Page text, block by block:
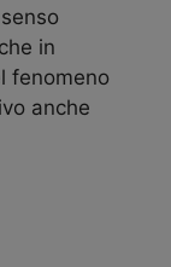
in
fenomeno
anche